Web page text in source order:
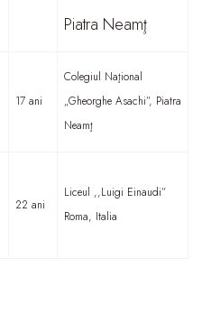
Piatra Neamţ
17 ani
Colegiul Naţional
„Gheorghe Asachi”, Piatra
Neamţ
22 ani
Liceul ,,Luigi Einaudi”
Roma, Italia